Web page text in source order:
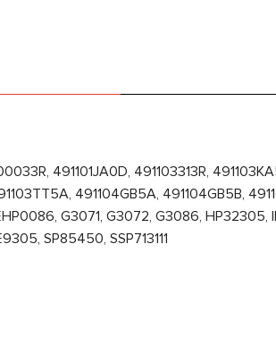
491101JA0D, 491103313R,
491104GB5A, 491104GB5B,
G3071, G3072, G3086, HP32305,
SP85450, SSP713111